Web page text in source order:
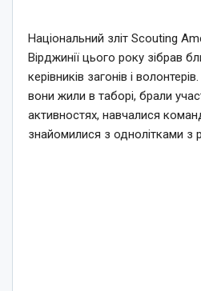
Національний зліт Scouting
Вірджинії цього року зібрав
керівників загонів і
вони жили в таборі, брали
активностях, навчалися
знайомилися з однолітками з